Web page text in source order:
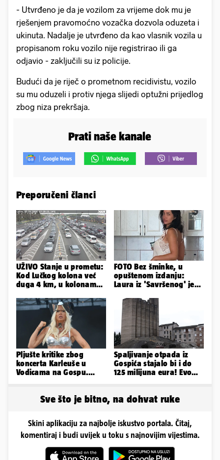
- Utvrđeno je da je vozilom za vrijeme dok mu je
rješenjem pravomoćno vozačka dozvola oduzeta i
ukinuta. Nadalje je utvrđeno da kao vlasnik vozila u
propisanom roku vozilo nije registrirao ili ga
odjavio - zaključili su iz policije.
Budući da je riječ o prometnom recidivistu, vozilo
su mu oduzeli i protiv njega slijedi optužni prijedlog
zbog niza prekršaja.
Prati naše kanale
Preporučeni članci
UŽIVO Stanje u prometu:
Kod Lučkog kolona već
duga 4 km, u kolonama
FOTO Bez šminke, u
opuštenom izdanju:
Laura iz 'Savršenog' je
odmora
Pljušte kritike zbog
koncerta Karleuše u
Vodicama na Gospu.
Spaljivanje otpada iz
Gospića stajalo bi i do
125 milijuna eura! Evo
Sve što je bitno, na dohvat ruke
Skini aplikaciju za najbolje iskustvo portala. Čitaj,
komentiraj i budi uvijek u toku s najnovijim vijestima.